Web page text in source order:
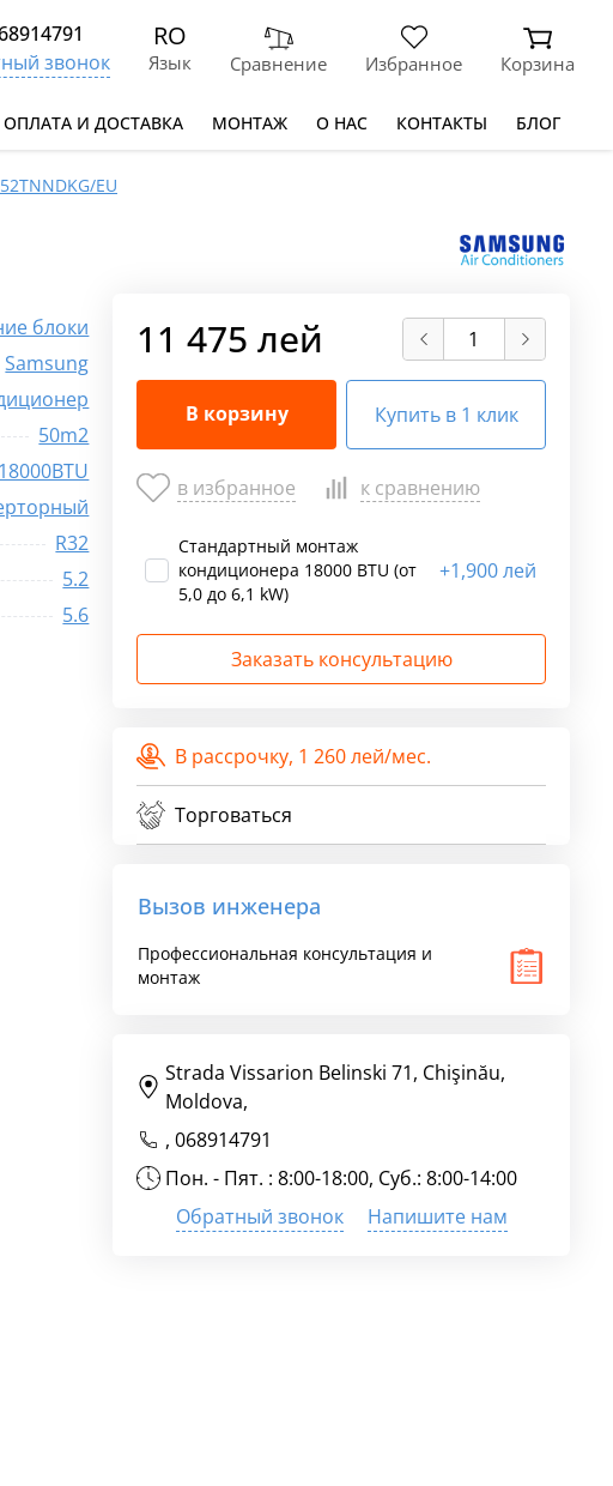
звонок
RO
Язык Сравнение Избранное Корзина
ОПЛАТА И ДОСТАВКА МОНТАЖ О НАС КОНТАКТЫ БЛОГ
EU
блоки
Samsung
50m2
18000BTU
R32
5.2
5.6
11 475 лей
В корзину Купить в 1 клик
в избранное к сравнению
Стандартный монтаж
кондиционера 18000 BTU (от
5,0 до 6,1 kW)
+1,900 лей
Заказать консультацию
В рассрочку, 1 260 лей/мес.
Торговаться
Вызов инженера
Профессиональная консультация и
монтаж
Strada Vissarion Belinski 71, Chişinău,
Moldova,
, 068914791
Пон. - Пят. : 8:00-18:00, Суб.: 8:00-14:00
Обратный звонок
Напишите нам